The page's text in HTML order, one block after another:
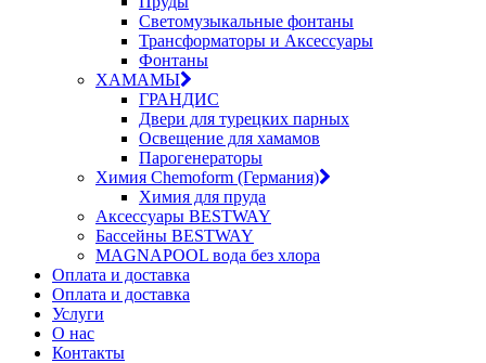
Светомузыкальные фонтаны
Трансформаторы и Аксессуары
Фонтаны
ХАМАМЫ
ГРАНДИС
Двери для турецких парных
Освещение для хамамов
Парогенераторы
Химия Chemoform (Германия)
Химия для пруда
Аксессуары BESTWAY
Бассейны BESTWAY
MAGNAPOOL вода без хлора
Оплата и доставка
Оплата и доставка
Услуги
О нас
Контакты